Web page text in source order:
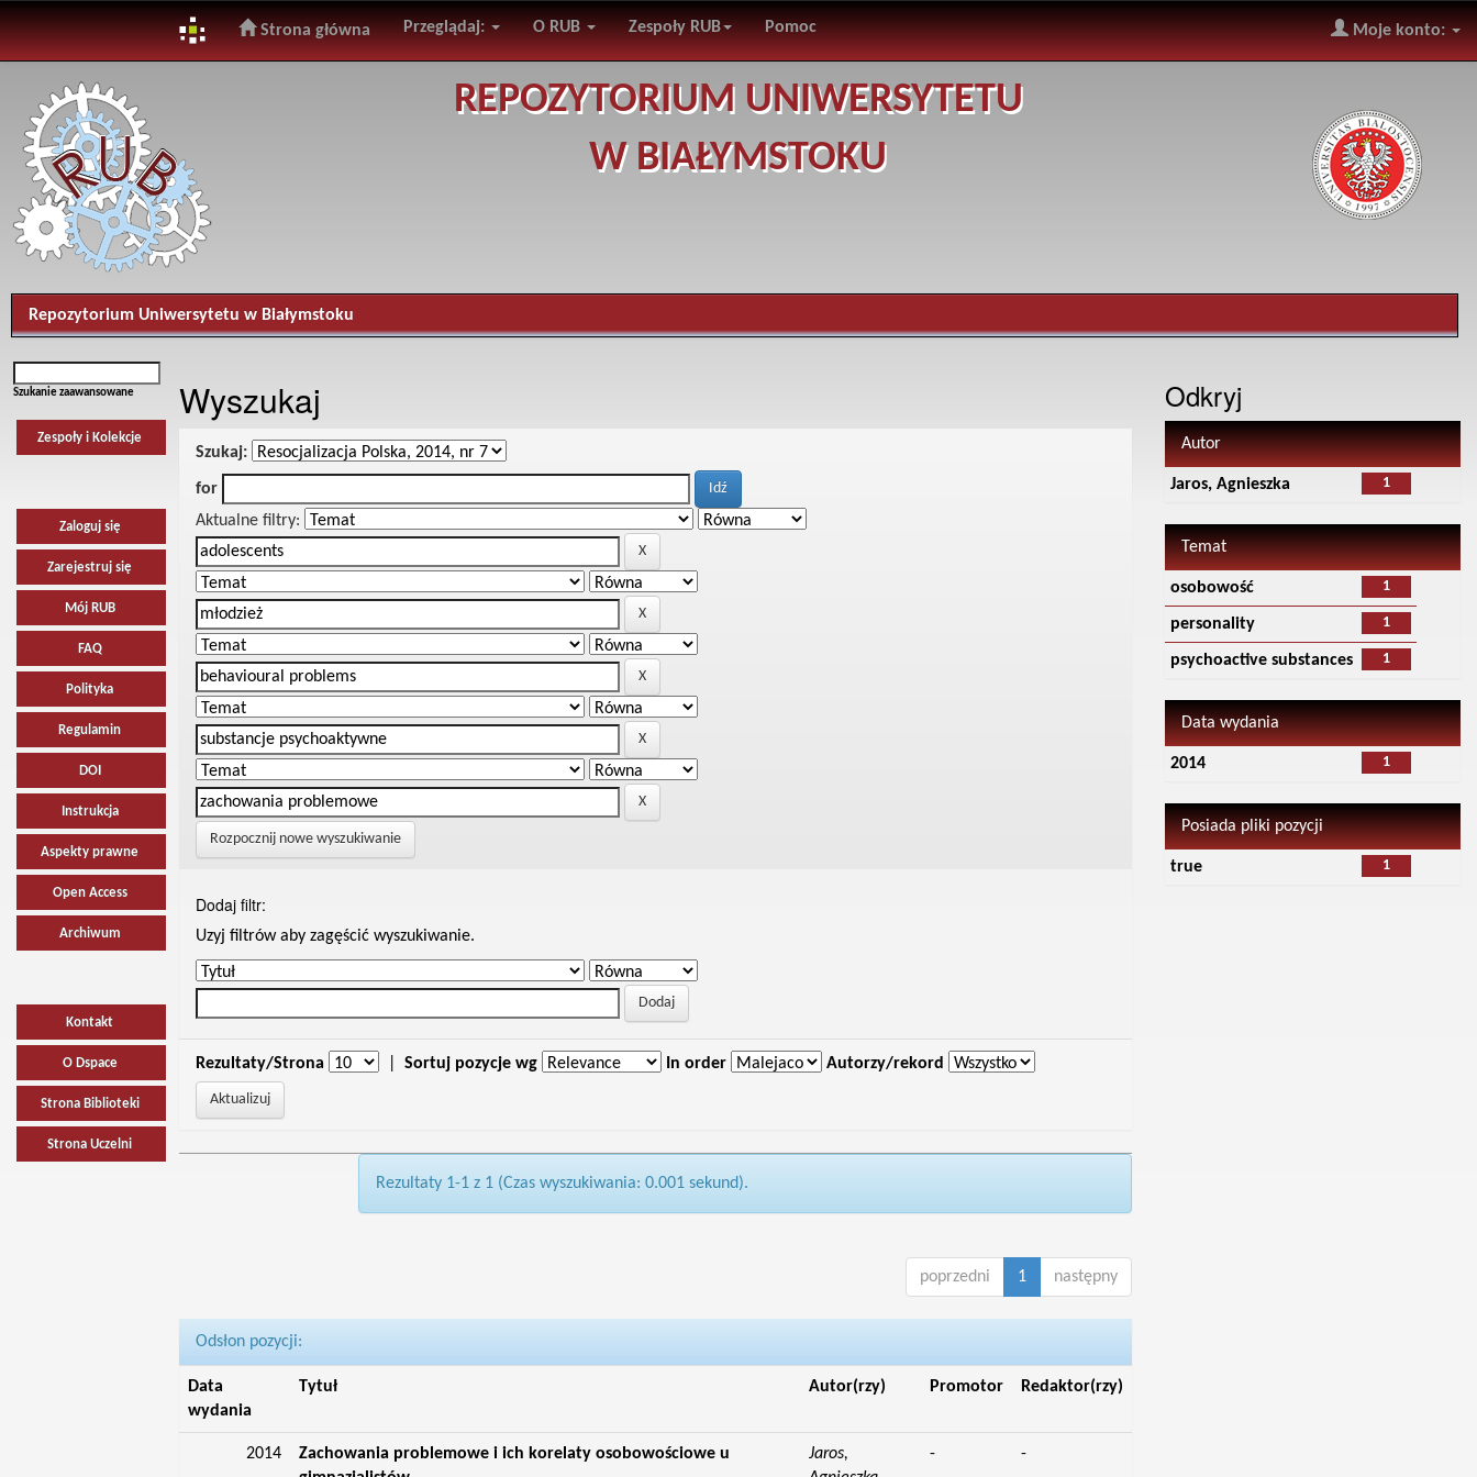
navigation
Strona główna Przeglądaj: O RUB Zespoły RUB Pomoc Moje konto:
REPOZYTORIUM UNIWERSYTETU
W BIAŁYMSTOKU
Repozytorium Uniwersytetu w Białymstoku
Szukanie zaawansowane
Zespoły i Kolekcje
Zaloguj się
Zarejestruj się
Mój RUB
FAQ
Polityka
Regulamin
DOI
Instrukcja
Aspekty prawne
Open Access
Archiwum
Kontakt
O Dspace
Strona Biblioteki
Strona Uczelni
Wyszukaj
Szukaj:
for
Aktualne filtry:
Rozpocznij nowe wyszukiwanie
Dodaj filtr:
Uzyj filtrów aby zagęścić wyszukiwanie.
Rezultaty/Strona Sortuj pozycje wg In order Autorzy/rekord
Rezultaty 1-1 z 1 (Czas wyszukiwania: 0.001 sekund).
poprzedni 1 następny
Odsłon pozycji:
Data
wydania
Tytuł Autor(rzy) Promotor Redaktor(rzy)
2014
Zachowania problemowe i ich korelaty osobowościowe u
Jaros,
- -
Odkryj
Autor
1
Jaros, Agnieszka
Temat
1
osobowość
1
personality
1
psychoactive substances
Data wydania
1
2014
Posiada pliki pozycji
1
true